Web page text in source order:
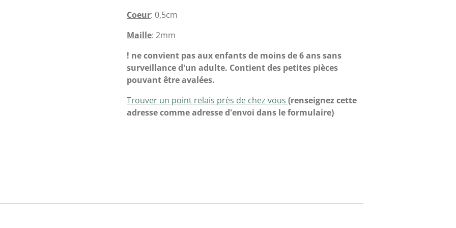
Coeur: 0,5cm
Maille: 2mm
! ne convient pas aux enfants de moins de 6 ans sans
surveillance d'un adulte. Contient des petites pièces
pouvant être avalées.
Trouver un point relais près de chez vous (renseignez cette
adresse comme adresse d'envoi dans le formulaire)